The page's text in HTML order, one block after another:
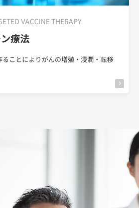
VACCINE THERAPY
療法
ることによりがんの増殖・浸潤・転移